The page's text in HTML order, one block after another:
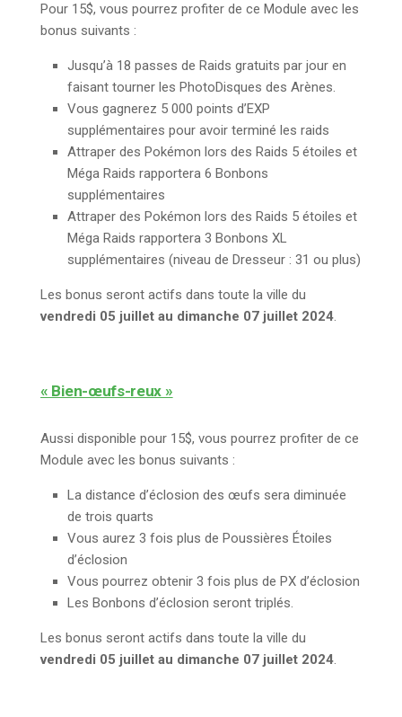
Pour 15$, vous pourrez profiter de ce Module avec les
bonus suivants :
Jusqu’à 18 passes de Raids gratuits par jour en
faisant tourner les PhotoDisques des Arènes.
Vous gagnerez 5 000 points d’EXP
supplémentaires pour avoir terminé les raids
Attraper des Pokémon lors des Raids 5 étoiles et
Méga Raids rapportera 6 Bonbons
supplémentaires
Attraper des Pokémon lors des Raids 5 étoiles et
Méga Raids rapportera 3 Bonbons XL
supplémentaires (niveau de Dresseur : 31 ou plus)
Les bonus seront actifs dans toute la ville du
vendredi 05 juillet au dimanche 07 juillet 2024.
« Bien-œufs-reux »
Aussi disponible pour 15$, vous pourrez profiter de ce
Module avec les bonus suivants :
La distance d’éclosion des œufs sera diminuée
de trois quarts
Vous aurez 3 fois plus de Poussières Étoiles
d’éclosion
Vous pourrez obtenir 3 fois plus de PX d’éclosion
Les Bonbons d’éclosion seront triplés.
Les bonus seront actifs dans toute la ville du
vendredi 05 juillet au dimanche 07 juillet 2024.